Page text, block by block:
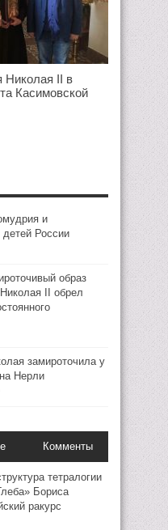
Николая II в
Касимовской
и
детей России
образ
II обрел
замироточила у
Нерли
Комменты
тетралогии
Бориса
ракурс